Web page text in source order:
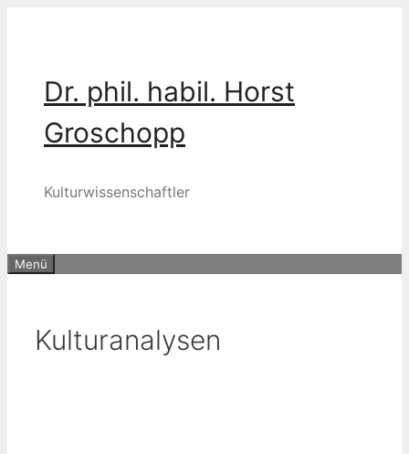
Dr. phil. habil. Horst
Groschopp
Kulturwissenschaftler
Menü
Kulturanalysen